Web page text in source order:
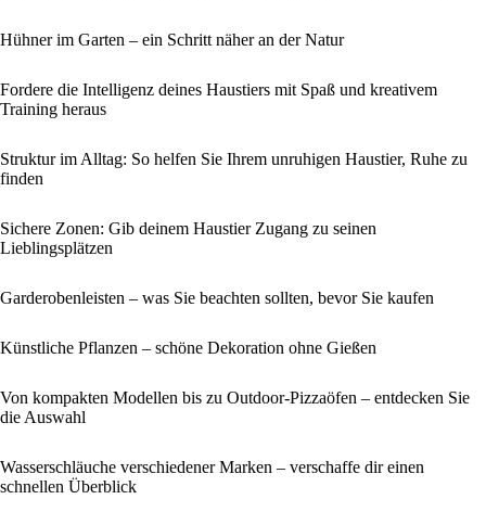
Hühner im Garten – ein Schritt näher an der Natur
Fordere die Intelligenz deines Haustiers mit Spaß und kreativem
Training heraus
Struktur im Alltag: So helfen Sie Ihrem unruhigen Haustier, Ruhe zu
finden
Sichere Zonen: Gib deinem Haustier Zugang zu seinen
Lieblingsplätzen
Garderobenleisten – was Sie beachten sollten, bevor Sie kaufen
Künstliche Pflanzen – schöne Dekoration ohne Gießen
Von kompakten Modellen bis zu Outdoor-Pizzaöfen – entdecken Sie
die Auswahl
Wasserschläuche verschiedener Marken – verschaffe dir einen
schnellen Überblick